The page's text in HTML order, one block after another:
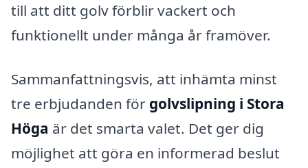
till att ditt golv förblir vackert och
funktionellt under många år framöver.
Sammanfattningsvis, att inhämta minst
tre erbjudanden för golvslipning i Stora
Höga är det smarta valet. Det ger dig
möjlighet att göra en informerad beslut